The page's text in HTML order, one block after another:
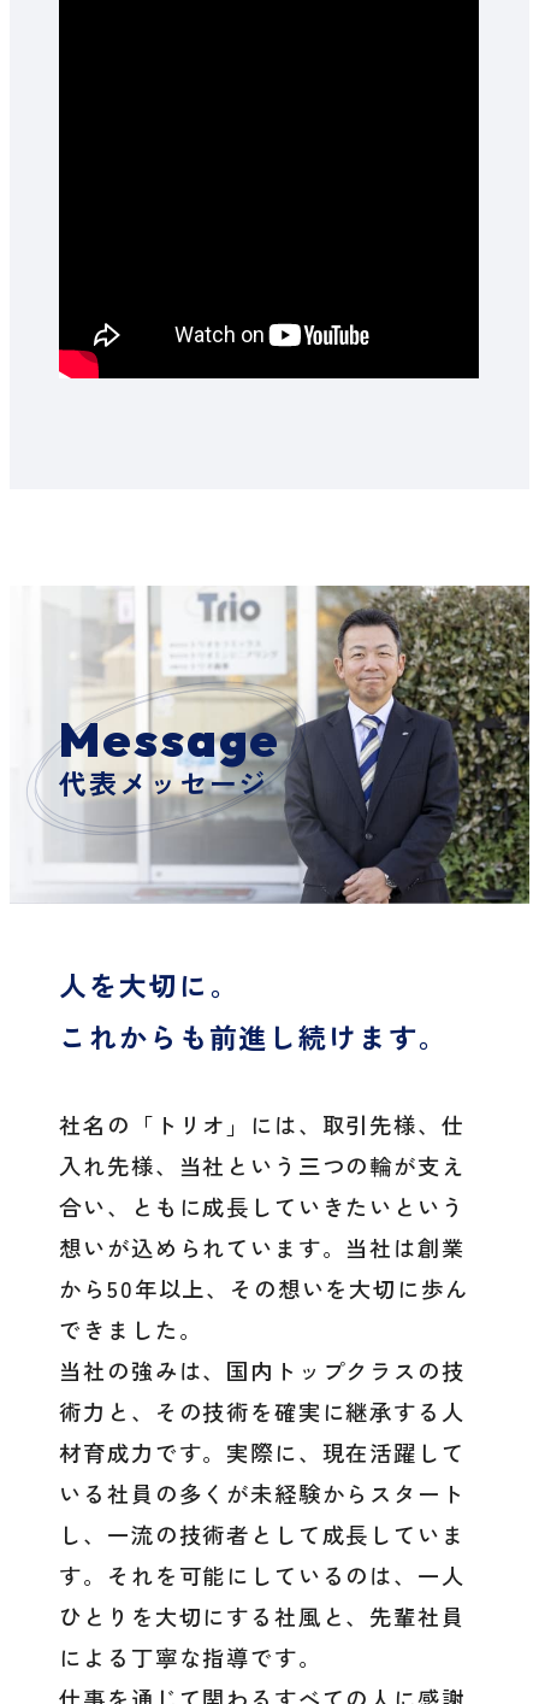
Message
代表メッセージ
人を大切に。
これからも前進し続けます。
社名の「トリオ」には、取引先様、仕
入れ先様、当社という三つの輪が支え
合い、ともに成長していきたいという
想いが込められています。当社は創業
から50年以上、その想いを大切に歩ん
できました。
当社の強みは、国内トップクラスの技
術力と、その技術を確実に継承する人
材育成力です。実際に、現在活躍して
いる社員の多くが未経験からスタート
し、一流の技術者として成長していま
す。それを可能にしているのは、一人
ひとりを大切にする社風と、先輩社員
による丁寧な指導です。